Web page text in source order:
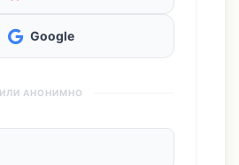
Google
ИЛИ АНОНИМНО